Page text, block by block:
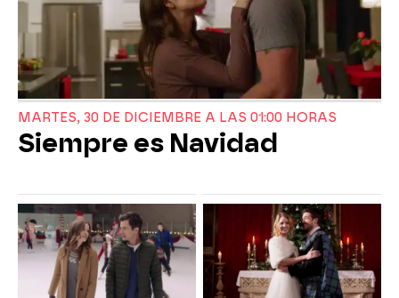
MARTES, 30 DE DICIEMBRE A LAS 01:00 HORAS
Siempre es Navidad